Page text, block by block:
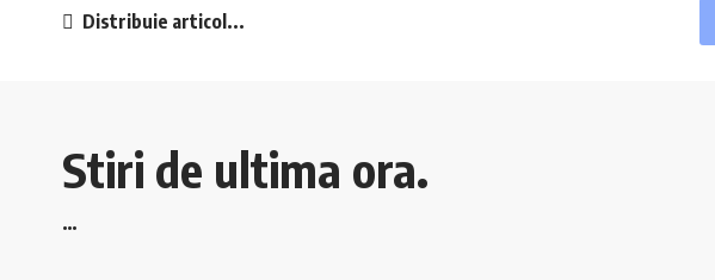
Distribuie articol...
Stiri de ultima ora.
…